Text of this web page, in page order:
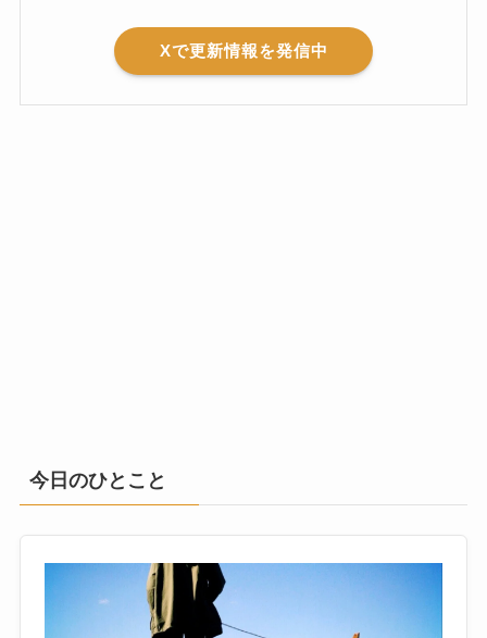
Xで更新情報を発信中
今日のひとこと